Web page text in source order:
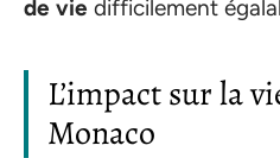
de vie difficilement
L’impact sur la
Monaco